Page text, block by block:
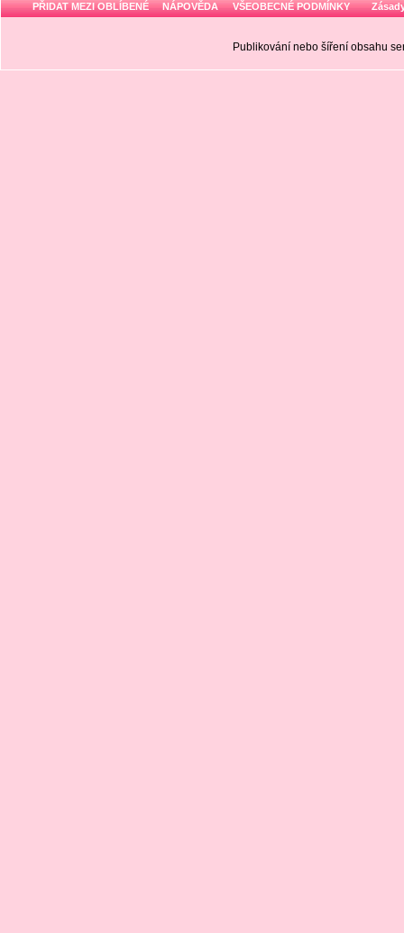
PŘIDAT MEZI OBLÍBENÉ NÁPOVĚDA VŠEOBECNÉ PODMÍNKY
Publikování nebo šíření obsahu